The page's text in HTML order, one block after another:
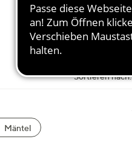
Sortieren nach:
Mäntel